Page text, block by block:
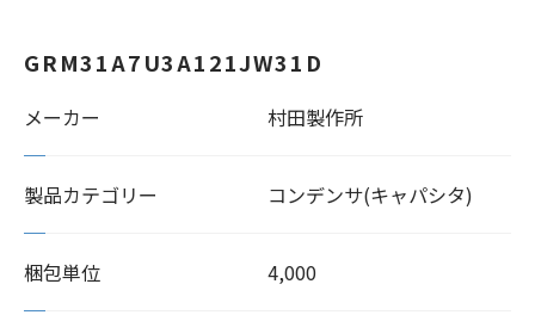
GRM31A7U3A121JW31D
メーカー 村田製作所
製品カテゴリー コンデンサ(キャパシタ)
梱包単位 4,000